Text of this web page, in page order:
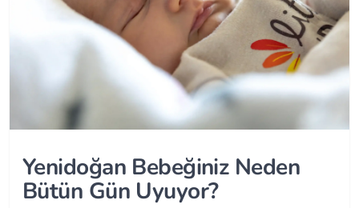
Yenidoğan Bebeğiniz Neden
Bütün Gün Uyuyor?